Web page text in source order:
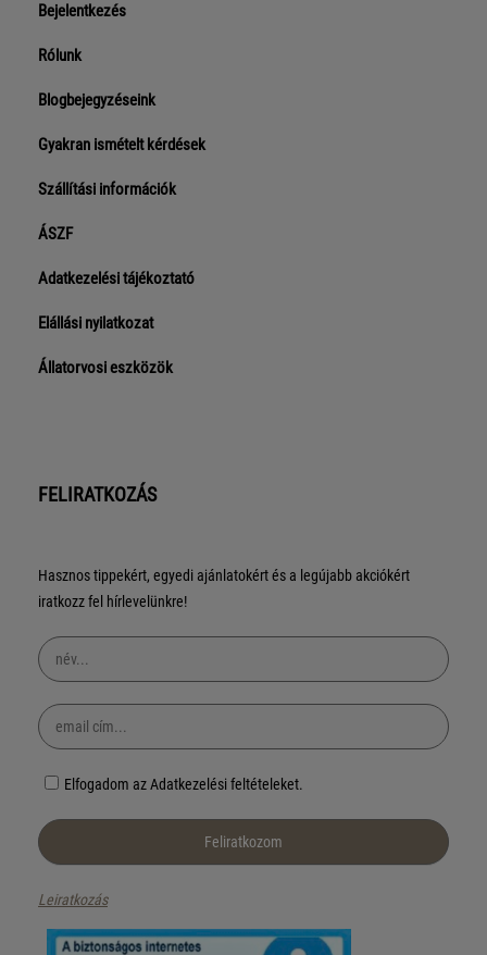
Bejelentkezés
Rólunk
Blogbejegyzéseink
Gyakran ismételt kérdések
Szállítási információk
ÁSZF
Adatkezelési tájékoztató
Elállási nyilatkozat
Állatorvosi eszközök
FELIRATKOZÁS
Hasznos tippekért, egyedi ajánlatokért és a legújabb akciókért
iratkozz fel hírlevelünkre!
Elfogadom az Adatkezelési feltételeket.
Leiratkozás